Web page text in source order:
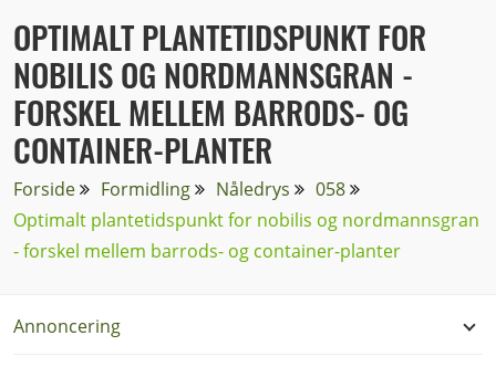
OPTIMALT PLANTETIDSPUNKT FOR
NOBILIS OG NORDMANNSGRAN -
FORSKEL MELLEM BARRODS- OG
CONTAINER-PLANTER
Forside Formidling Nåledrys
058
Optimalt plantetidspunkt for nobilis og nordmannsgran
- forskel mellem barrods- og container-planter
Annoncering